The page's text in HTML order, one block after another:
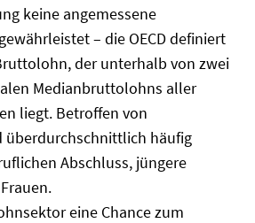
keine angemessene
– die OECD definiert
der unterhalb von zwei
Medianbruttolohns aller
liegt. Betroffen von
überdurchschnittlich häufig
Abschluss, jüngere
eine Chance zum